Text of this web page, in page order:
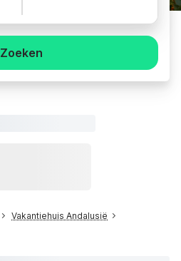
Zoeken
Vakantiehuis Andalusië